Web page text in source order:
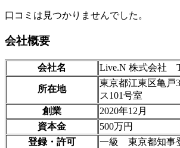
口コミは見つかりませんでした。
会社概要
会社名 Live.N 株式会社
所在地
東京都江東区亀
ス101号室
創業
2020年12月
資本金
500万円
登録・許可
一級 東京都知事